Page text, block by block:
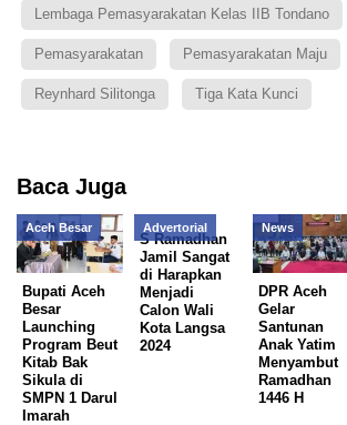
Lembaga Pemasyarakatan Kelas IIB Tondano
Pemasyarakatan Pemasyarakatan Maju
Reynhard Silitonga Tiga Kata Kunci
Baca Juga
Aceh Besar
Bupati Aceh
Besar
Launching
Program Beut
Kitab Bak
Sikula di
SMPN 1 Darul
Imarah
Advertorial
S Ramadhan
Jamil Sangat
di Harapkan
Menjadi
Calon Wali
Kota Langsa
2024
News
DPR Aceh
Gelar
Santunan
Anak Yatim
Menyambut
Ramadhan
1446 H